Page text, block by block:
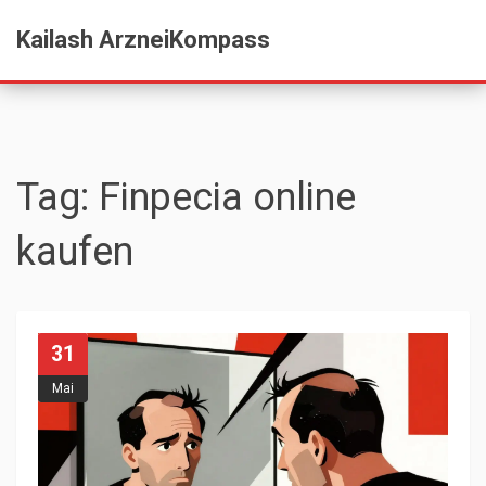
Kailash ArzneiKompass
Tag: Finpecia online
kaufen
31
Mai